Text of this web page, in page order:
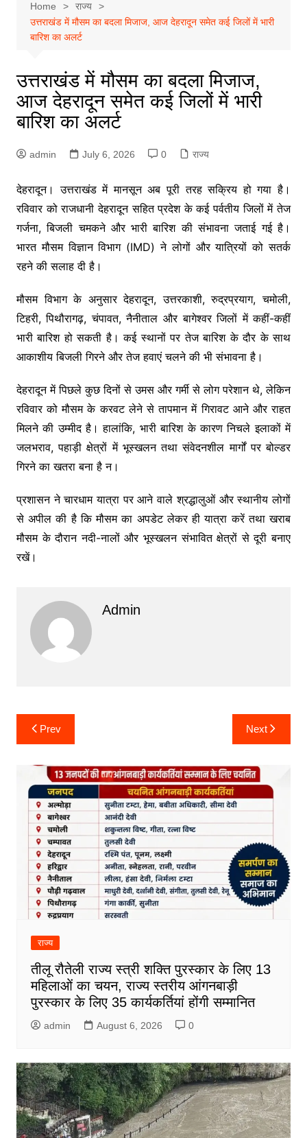
Home
राज्य
उत्तराखंड में मौसम का बदला मिजाज, आज देहरादून समेत कई जिलों में भारी
बारिश का अलर्ट
उत्तराखंड में मौसम का बदला मिजाज,
आज देहरादून समेत कई जिलों में भारी
बारिश का अलर्ट
admin July 6, 2026 0 राज्य
देहरादून। उत्तराखंड में मानसून अब पूरी तरह सक्रिय हो गया है।
रविवार को राजधानी देहरादून सहित प्रदेश के कई पर्वतीय जिलों में तेज
गर्जना, बिजली चमकने और भारी बारिश की संभावना जताई गई है।
भारत मौसम विज्ञान विभाग (IMD) ने लोगों और यात्रियों को सतर्क
रहने की सलाह दी है।
मौसम विभाग के अनुसार देहरादून, उत्तरकाशी, रुद्रप्रयाग, चमोली,
टिहरी, पिथौरागढ़, चंपावत, नैनीताल और बागेश्वर जिलों में कहीं-कहीं
भारी बारिश हो सकती है। कई स्थानों पर तेज बारिश के दौर के साथ
आकाशीय बिजली गिरने और तेज हवाएं चलने की भी संभावना है।
देहरादून में पिछले कुछ दिनों से उमस और गर्मी से लोग परेशान थे, लेकिन
रविवार को मौसम के करवट लेने से तापमान में गिरावट आने और राहत
मिलने की उम्मीद है। हालांकि, भारी बारिश के कारण निचले इलाकों में
जलभराव, पहाड़ी क्षेत्रों में भूस्खलन तथा संवेदनशील मार्गों पर बोल्डर
गिरने का खतरा बना है न।
प्रशासन ने चारधाम यात्रा पर आने वाले श्रद्धालुओं और स्थानीय लोगों
से अपील की है कि मौसम का अपडेट लेकर ही यात्रा करें तथा खराब
मौसम के दौरान नदी-नालों और भूस्खलन संभावित क्षेत्रों से दूरी बनाए
रखें।
Admin
Post
navigation
Prev Next
राज्य
तीलू रौतेली राज्य स्त्री शक्ति पुरस्कार के लिए 13
महिलाओं का चयन, राज्य स्तरीय आंगनबाड़ी
पुरस्कार के लिए 35 कार्यकर्तियां होंगी सम्मानित
admin August 6, 2026 0